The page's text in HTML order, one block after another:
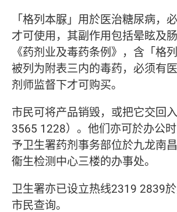
「格列本脲」用於医治糖尿病，
才可使用，其副作用包括晕眩及
《药剂业及毒药条例》，含「格
被列为附表三内的毒药，必须有
剂师监督下才可购买。
市民可将产品销毁，或把它交回
3565 1228）。他们亦可於办公
予卫生署药剂事务部位於九龙南
衞生检测中心三楼的办事处。
卫生署亦已设立热线2319 2839
市民查询。